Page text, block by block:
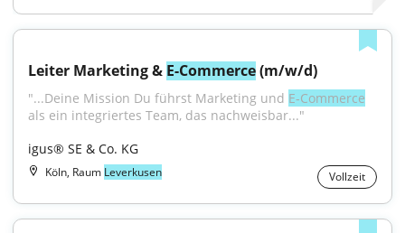
Leiter Marketing & E-Commerce (m/w/d)
"...Deine Mission Du führst Marketing und E‑Commerce
als ein integriertes Team, das nachweisbar..."
igus® SE & Co. KG
Köln, Raum Leverkusen Vollzeit